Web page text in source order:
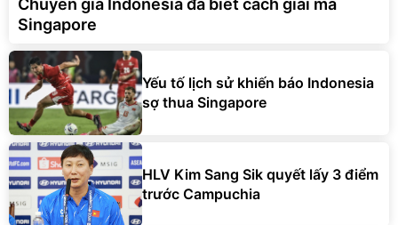
Singapore
Yếu tố lịch sử khiến báo Indonesia
sợ thua Singapore
HLV Kim Sang Sik quyết lấy 3 điểm
trước Campuchia